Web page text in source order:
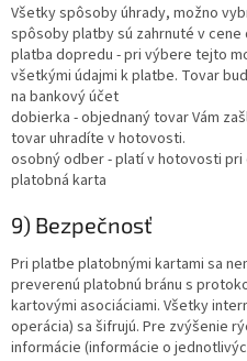
Všetky spôsoby úhrady, možno
spôsoby platby sú zahrnuté v cene
platba dopredu - pri výbere tejto
všetkými údajmi k platbe. Tovar
na bankový účet
dobierka - objednaný tovar Vám
tovar uhradíte v hotovosti.
osobný odber - platí v hotovosti
platobná karta
9) Bezpečnosť
Pri platbe platobnými kartami sa
preverenú platobnú bránu s
kartovými asociáciami. Všetky
operácia) sa šifrujú. Pre zvýšenie
informácie (informácie o